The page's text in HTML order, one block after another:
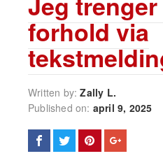
forhold via
Written by:Zally L.
Published on: april 9, 2025